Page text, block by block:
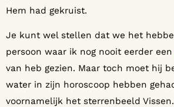
Hem had gekruist.
Je kunt wel stellen dat we het
persoon waar ik nog nooit eerder een
van heb gezien. Maar toch moet hij
water in zijn horoscoop hebben
voornamelijk het sterrenbeeld